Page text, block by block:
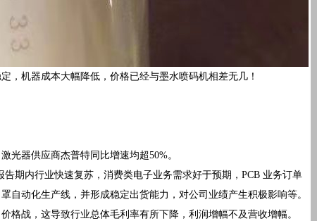
，机器成本大幅降低，价格已经与墨水喷码机相差无几！
光器供应商杰普特同比增速均超50%。
期内行业快速复苏，消费类电子业务需求好于预期，PCB 业务订单
动化生产线，并形成稳定出货能力，对公司业绩产生积极影响等。
战，这导致行业总体毛利率有所下降，利润增幅不及营收增幅。